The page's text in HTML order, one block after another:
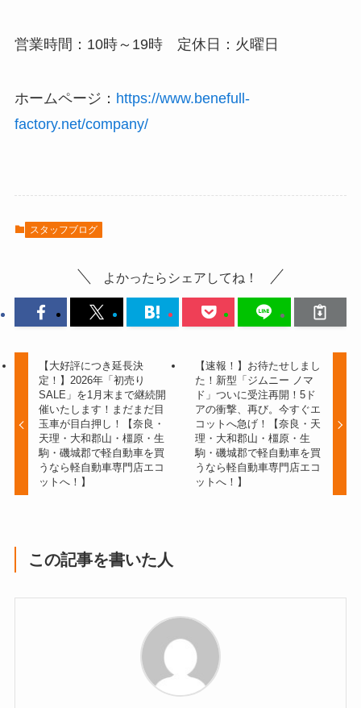
営業時間：10時～19時 定休日：火曜日
ホームページ： https://www.benefull-
factory.net/company/
スタッフブログ
よかったらシェアしてね！
【大好評につき延長決
定！】2026年「初売り
SALE」を1月末まで継続開
催いたします！まだまだ目
玉車が目白押し！【奈良・
天理・大和郡山・橿原・生
駒・磯城郡で軽自動車を買
うなら軽自動車専門店エコ
ットへ！】
【速報！】お待たせしまし
た！新型「ジムニー ノマ
ド」ついに受注再開！5ド
アの衝撃、再び。今すぐエ
コットへ急げ！【奈良・天
理・大和郡山・橿原・生
駒・磯城郡で軽自動車を買
うなら軽自動車専門店エコ
ットへ！】
この記事を書いた人